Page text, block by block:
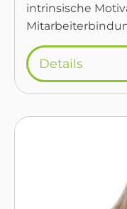
intrinsische
Details